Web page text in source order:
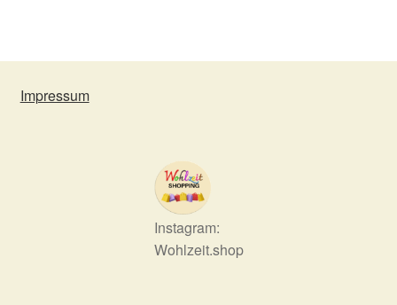
Impressum
Instagram:
Wohlzeit.shop